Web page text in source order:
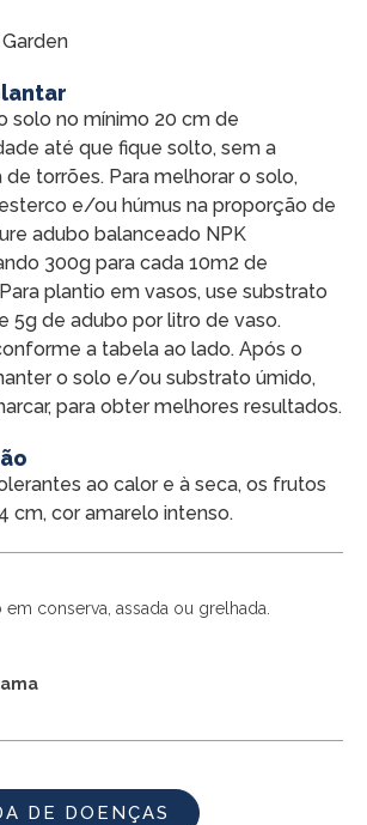
solo no mínimo 20 cm de
até que fique solto, sem a
de torrões. Para melhorar o solo,
e/ou húmus na proporção de
adubo balanceado NPK
300g para cada 10m2 de
plantio em vasos, use substrato
5g de adubo por litro de vaso.
a tabela ao lado. Após o
o solo e/ou substrato úmido,
para obter melhores resultados.
ao calor e à seca, os frutos
cm, cor amarelo intenso.
conserva, assada ou grelhada.
DE DOENÇAS